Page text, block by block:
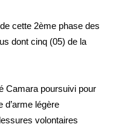
cette 2ème phase des
dont cinq (05) de la
Camara poursuivi pour
d’arme légère
volontaires